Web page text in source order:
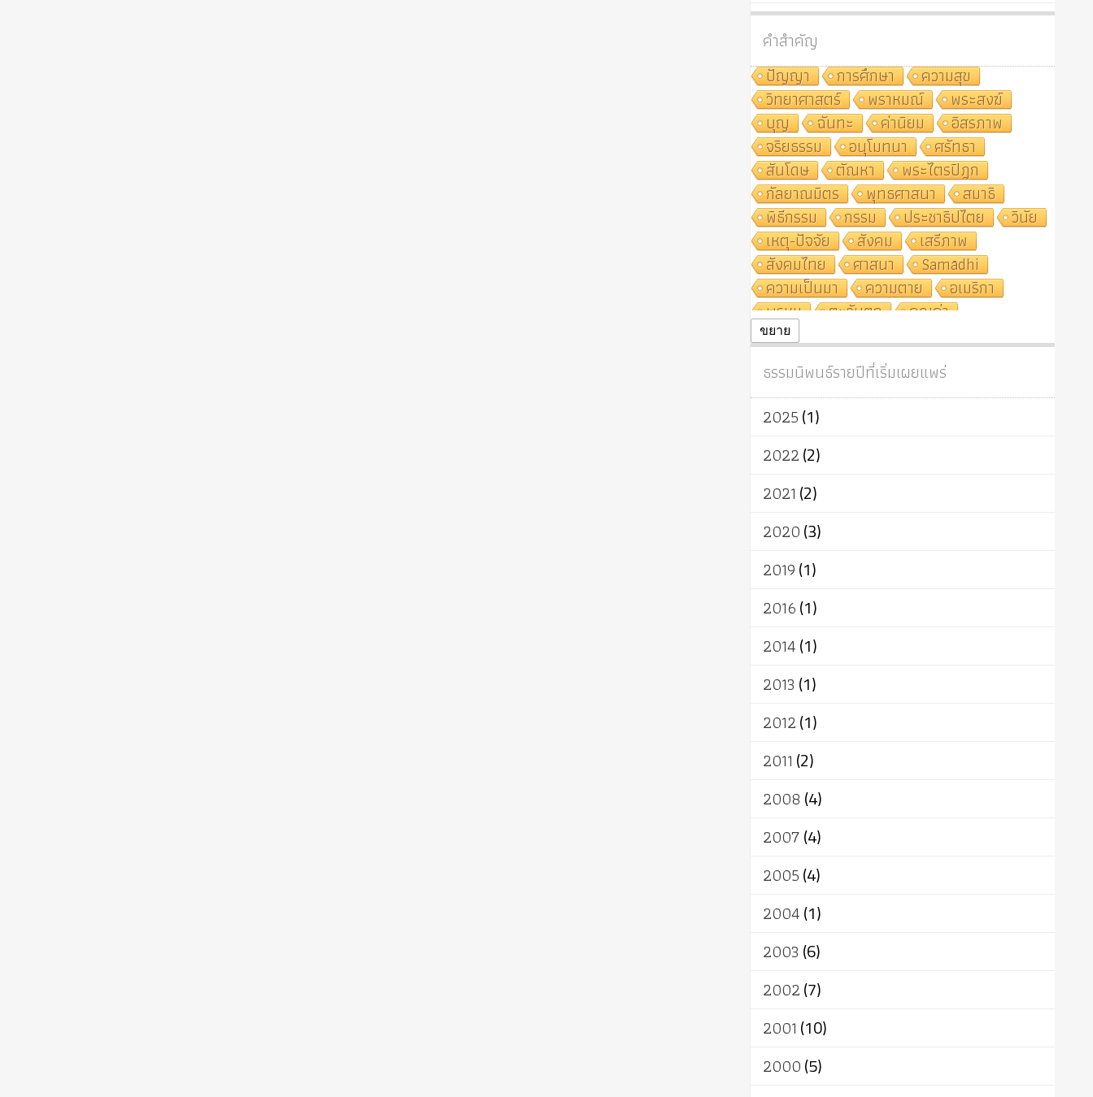
คำสำคัญ
ปัญญา
การศึกษา
ความสุข
วิทยาศาสตร์
พราหมณ์
พระสงฆ์
บุญ
ฉันทะ ค่านิยม
อิสรภาพ
จริยธรรม
อนุโมทนา
ศรัทธา
สันโดษ
ตัณหา
พระไตรปิฎก
กัลยาณมิตร
พุทธศาสนา
สมาธิ
พิธีกรรม
กรรม ประชาธิปไตย
วินัย
เหตุ-ปัจจัย
สังคม
เสรีภาพ
สังคมไทย
ศาสนา
Samādhi
ความเป็นมา
ความตาย
อเมริกา
พรหม
ตะวันตก
คุณค่า
ปฏิจจสมุปบาท
ศาสนาประจำชาติ
ผู้บริโภค
ธรรมาธิปไตย
การแยกรัฐกับศาสนา
ธรรมชาติ
เทคโนโลยี
พุทธบริษัท
วัฒนธรรม
ขยาย
ธรรมนิพนธ์รายปีที่เริ่มเผยแพร่
2025(1)
2022(2)
2021 (2)
2020(3)
2019(1)
2016(1)
2014(1)
2013 (1)
2012(1)
2011 (2)
2008 (4)
2007(4)
2005(4)
2004(1)
2003 (6)
2002(7)
2001 (10)
2000(5)